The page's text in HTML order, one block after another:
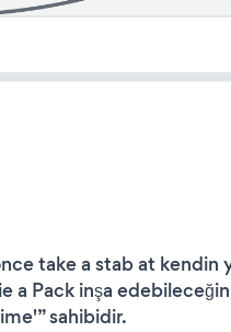
take a stab at kendin
a Pack inşa
sahibidir.